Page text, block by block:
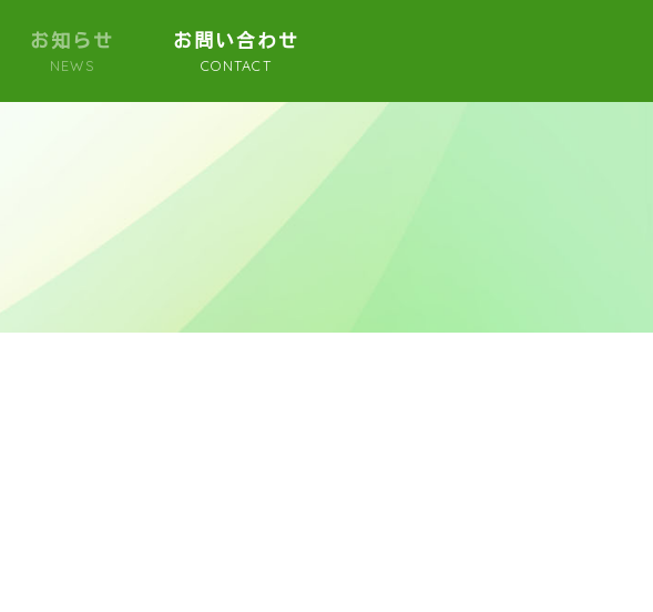
お知らせ
NEWS
お問い合わせ
CONTACT